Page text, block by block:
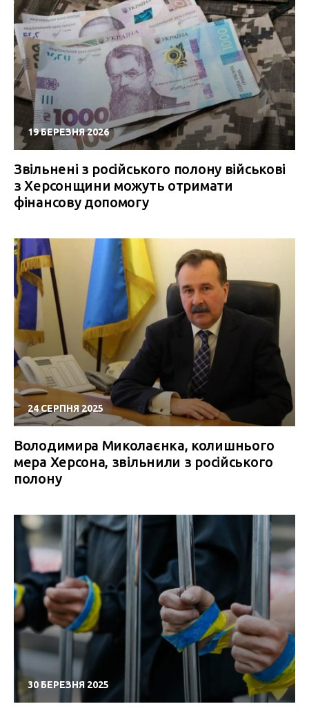
19 БЕРЕЗНЯ 2026
Звільнені з російського полону військові
з Херсонщини можуть отримати
фінансову допомогу
24 СЕРПНЯ 2025
Володимира Миколаєнка, колишнього
мера Херсона, звільнили з російського
полону
30 БЕРЕЗНЯ 2025